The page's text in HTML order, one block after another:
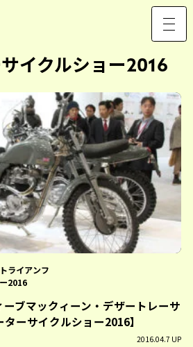
イクルショー2016
トライアンフ
2016
ブマックィーン・デザートレーサ
ーサイクルショー2016】
2016.04.7 UP